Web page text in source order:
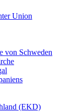
Union
von Schweden
(EKD)